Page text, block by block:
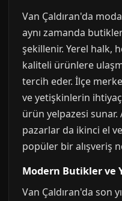
Van Çaldıran'da
aynı zamanda
şekillenir. Yerel halk,
kaliteli ürünlere
tercih eder. İlçe
ve yetişkinlerin
ürün yelpazesi sunar.
pazarlar da ikinci el
popüler bir alışveriş
Modern Butikler ve
Van Çaldıran'da son